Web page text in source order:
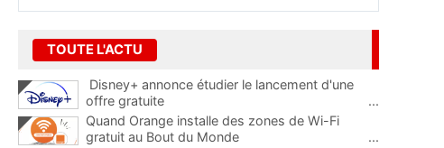
TOUTE L'ACTU
Disney+ annonce étudier le lancement d'une
offre gratuite
...
Quand Orange installe des zones de Wi-Fi
gratuit au Bout du Monde
...